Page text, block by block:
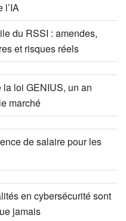
l’IA
du RSSI : amendes,
et risques réels
loi GENIUS, un an
marché
de salaire pour les
en cybersécurité sont
jamais